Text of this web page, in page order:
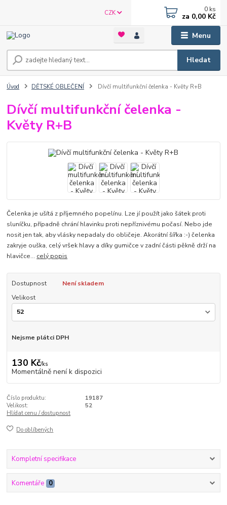
Menu
CZK
Hledat
0 ks
za 0,00 Kč
Úvod DĚTSKÉ OBLEČENÍ Dívčí multifunkční čelenka - Květy R+B
Dívčí multifunkční čelenka -
Květy R+B
Čelenka je ušítá z příjemného popelínu. Lze jí použít jako šátek proti
sluníčku, případně chrání hlavinku proti nepříznivému počasí. Nebo jde
nosit jen tak, aby vlásky nepadaly do obličeje. Akorátní šířka :-) čelenka
zakryje ouška, celý vršek hlavy a díky gumičce v zadní části pěkně drží na
hlavičce... celý popis
Dostupnost
Není skladem
Velikost
Nejsme plátci DPH
130 Kč/ks
Momentálně není k dispozici
Číslo produktu:
19187
Velikost:
52
Hlídat cenu / dostupnost
Do oblíbených
Kompletní specifikace
Komentáře 0